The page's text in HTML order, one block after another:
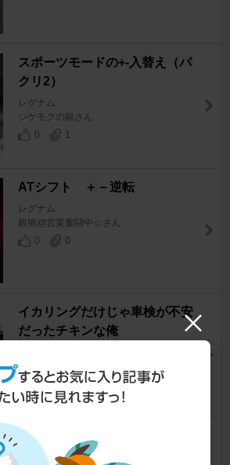
スポーツモードの+-入替え（パ
クリ2）
レグナム
シケモクの銀さん
0
1
ATシフト ＋－逆転
レグナム
銀狼@営業奮闘中☆さん
0
0
イカリングだけじゃ車検が不安
だったチキンな俺
チイズさん
1
スピーカー交換
レグナム